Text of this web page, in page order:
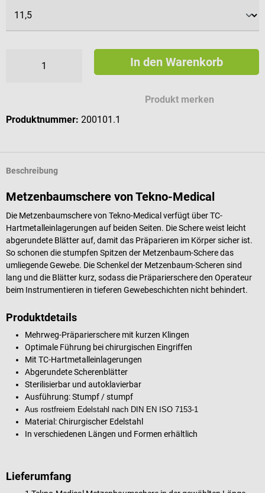
In den Warenkorb
Produkt merken
Produktnummer: 200101.1
Beschreibung
Metzenbaumschere von Tekno-Medical
Die Metzenbaumschere von Tekno-Medical verfügt über TC-
Hartmetalleinlagerungen auf beiden Seiten. Die Schere weist leicht
abgerundete Blätter auf, damit das Präparieren im Körper sicher ist.
So schonen die stumpfen Spitzen der Metzenbaum-Schere das
umliegende Gewebe. Die Schenkel der Metzenbaum-Scheren sind
lang und die Blätter kurz, sodass die Präparierschere den Operateur
beim Instrumentieren in tieferen Gewebeschichten nicht behindert.
Produktdetails
Mehrweg-Präparierschere mit kurzen Klingen
Optimale Führung bei chirurgischen Eingriffen
Mit TC-Hartmetalleinlagerungen
Abgerundete Scherenblätter
Sterilisierbar und autoklavierbar
Ausführung: Stumpf / stumpf
Aus rostfreiem Edelstahl nach DIN EN ISO 7153-1
Material: Chirurgischer Edelstahl
In verschiedenen Längen und Formen erhältlich
Lieferumfang